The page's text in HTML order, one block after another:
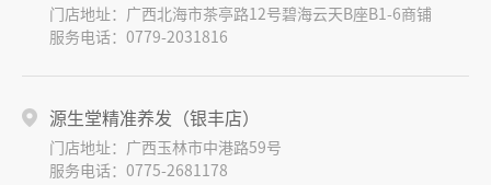
门店地址：广西北海市茶亭路12号碧海云天B座B1-6商铺
服务电话：0779-2031816
源生堂精准养发（银丰店）
门店地址：广西玉林市中港路59号
服务电话：0775-2681178